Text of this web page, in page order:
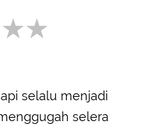
selalu menjadi
selera